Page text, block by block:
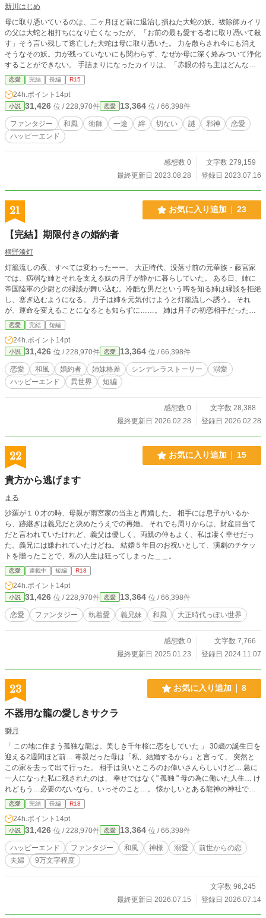
新川はじめ
母に取り憑いているのは、二ヶ月ほど前に退治し損ねた大蛇の妖。祓除師カイリ
の父は大蛇と相打ちになり亡くなったが、「お前の最も愛する者に取り憑いて殺
す」そう言い残して逃亡した大蛇は母に取り憑いた。 力を散らされ今にも消え
そうなその妖。力が残っていないにも関わらず、なぜか母に深く絡みついて浄化
することができない。 手詰まりになったカイリは、「赤眼の持ち主はどんな妖
も浄化する」というお抱え医術師の言葉を信じて赤眼探しの旅に出たのだった。
その旅先で出会った陰の気を引き寄せる少女「小花(こはる)」。新たな出会いが
続きカイリの周りがだんだんと賑やかになっていく。 少しずつ紐解かれていく
『琥珀』『赤眼』の謎。家族、友、愛する者たちが結ぶ絆。『会いたい』強く願
う気持ちが時を超える。 そして堅物超がつくほど初心な少年は恋を知り、生き
方に悩み、運命に翻弄されながらも立ち向かっていく。いつしかカイリも歯車の
一つとなり、物語が大きく動き出す。 主人公の恋愛はゆっくりじわじわと進ん
す。今後ともお付き合いよろしくお願いします。
恋愛 完結 長編 R15
24h.ポイント 14pt
小説 31,426 位 / 228,970件 恋愛 13,364 位 / 66,398件
ファンタジー 和風 術師 一途 絆 切ない 謎 邪神
恋愛
ハッピーエンド
感想数 0
文字数 279,159
最終更新日 2023.08.28
登録日 2023.07.16
21 お気に入り追加 23
【完結】期限付きの婚約者
桐野湊灯
灯籠流しの夜、すべては変わったーー。 大正時代、没落寸前の元華族・藤宮家
では、病弱な姉とそれを支える妹の月子が静かに暮らしていた。 ある日、姉に
帝国陸軍の少尉との縁談が舞い込む。冷酷な男だという噂を知る姉は縁談を拒絶
し、塞ぎ込むようになる。 月子は姉を元気付けようと灯籠流しへ誘う。 それ
が、運命を変えることになるとも知らずに……。 姉は月子の初恋相手だった書
生と駆け落ち、縁談は妹の月子へ回る。 残された月子は絶望し、身を投げる。
奇跡的に助かるものの、入院には保証人が必要だった。 少尉は入院中だけ婚約
者でいるように提案する。 ※エブリスタ、小説家になろう、ノベマ、ベリーズ
カフェにも掲載しています。
恋愛 完結 短編
24h.ポイント 14pt
小説 31,426 位 / 228,970件 恋愛 13,364 位 / 66,398件
恋愛 和風 婚約者 姉妹格差 シンデレラストーリー
溺愛
ハッピーエンド
異世界 短編
感想数 0
文字数 28,388
最終更新日 2026.02.28
登録日 2026.02.28
22 お気に入り追加 15
貴方から逃げます
まる
沙羅が１０才の時、母親が雨宮家の当主と再婚した。 相手には息子がいるか
ら、跡継ぎは義兄だと決めたうえでの再婚。 それでも周りからは、財産目当て
だと言われていたけれど、義父は優しく、両親の仲もよく、私は凄く幸せだっ
た。義兄には嫌われていたけどね。 結婚５年目のお祝いとして、演劇のチケッ
トを贈ったことで、私の人生は狂ってしまった＿＿。
恋愛 連載中 短編 R18
24h.ポイント 14pt
小説 31,426 位 / 228,970件 恋愛 13,364 位 / 66,398件
恋愛 ファンタジー 執着愛 義兄妹 和風 大正時代っぽい世界
感想数 0
文字数 7,766
最終更新日 2025.01.23
登録日 2024.11.07
23 お気に入り追加 8
不器用な龍の愛しきサクラ
獅月
「 この地に住まう孤独な龍は。美しき千年桜に恋をしていた 」 30歳の誕生日を
迎える2週間ほど前… 毒親だった母は「私、結婚するから」と言って、 突然と
この家を去って出て行った。 相手は良いところのお偉いさんらしいけど… 急に
一人になった私に残されたのは、 幸せではなく" 孤独 " 母の為に働いた人生… け
れどもう…必要のないなら、いっそのこと…。 懐かしいとある龍神の神社で、
愚痴を溢した後に家に帰ると。 "龍咲組"と名乗る者達に連行？された。 理由
は、母が残した6000万の借金返済を求めるもの。 実際は…母の再婚相手だけ
ど…。 母と再婚相手は、"娘が払うから"と言ったらしい。 最後の最後まで、毒
親らしいから 呆れを通り越して笑えてくる。 支払い方法は、此の"龍咲組"の女
になること。 つまり…男所帯故に不足する、夜の相手だ。 死ぬ気だった私に
は、どうでもいいと思っていたら… 組長の若頭…龍咲 遼は、 「抱く相手は俺一
人でいい」…と言い始め？ 刺青ガッツリ入った強面な若の 不器用すぎる好意
恋愛 完結 長編 R18
24h.ポイント 14pt
小説 31,426 位 / 228,970件 恋愛 13,364 位 / 66,398件
ハッピーエンド ファンタジー 和風 神様 溺愛
前世からの恋
夫婦
9万文字程度
文字数 96,245
最終更新日 2026.07.15
登録日 2026.07.14